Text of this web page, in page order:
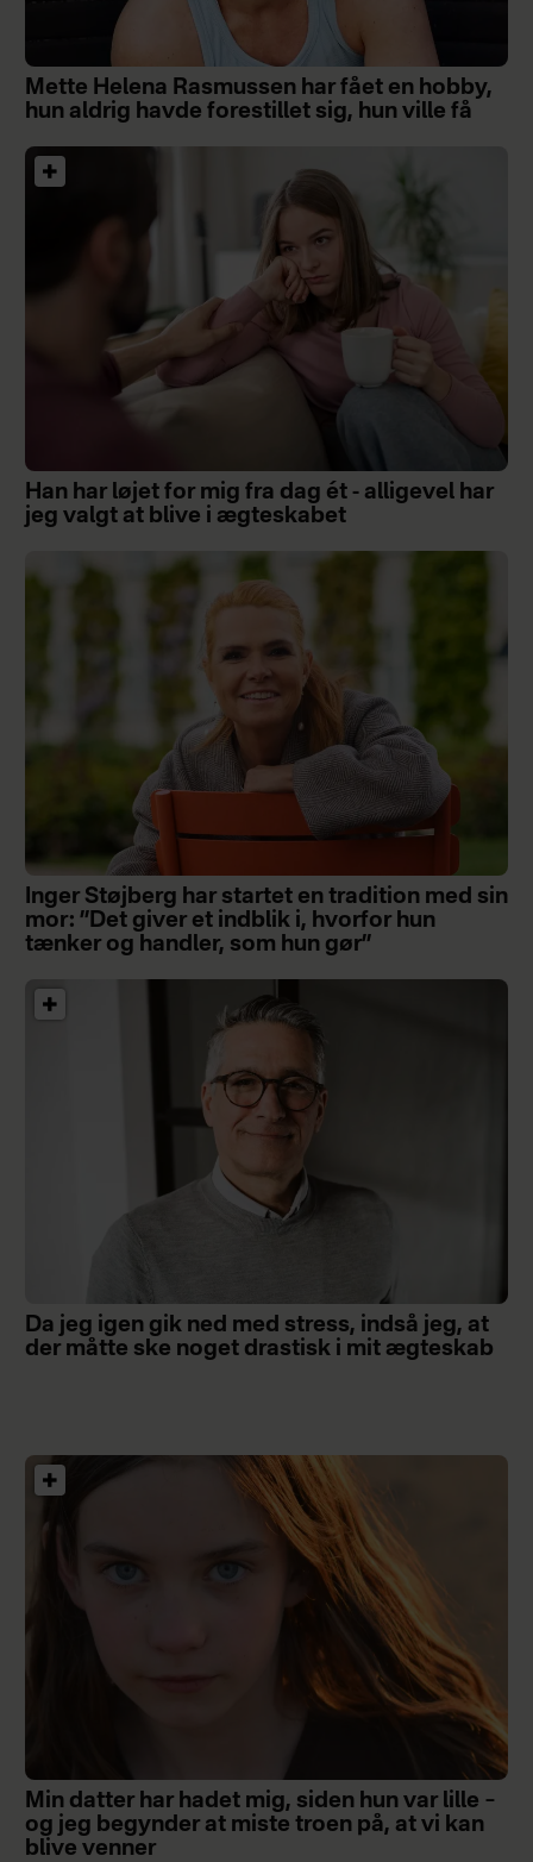
Mette Helena Rasmussen har fået en hobby,
hun aldrig havde forestillet sig, hun ville få
Han har løjet for mig fra dag ét - alligevel har
jeg valgt at blive i ægteskabet
Inger Støjberg har startet en tradition med sin
mor: ”Det giver et indblik i, hvorfor hun
tænker og handler, som hun gør”
Da jeg igen gik ned med stress, indså jeg, at
der måtte ske noget drastisk i mit ægteskab
Min datter har hadet mig, siden hun var lille –
og jeg begynder at miste troen på, at vi kan
blive venner